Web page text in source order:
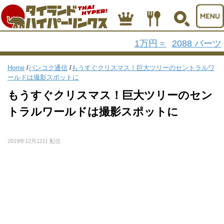
1万円 = 2088 バーツ
Home /バンコク通信 /もうすぐクリスマス！巨大ツリーのセントラルワ
ールドは撮影スポットに
もうすぐクリスマス！巨大ツリーのセン
トラルワールドは撮影スポットに
2019年12月12日 配信